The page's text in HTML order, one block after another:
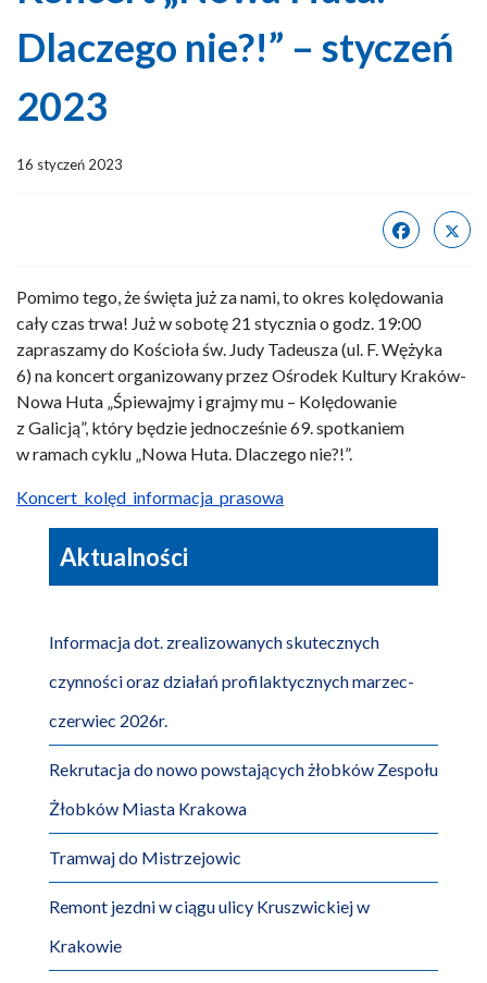
Dlaczego nie?!” – styczeń
2023
16 styczeń 2023
Pomimo tego, że święta już za nami, to okres kolędowania
cały czas trwa! Już w sobotę 21 stycznia o godz. 19:00
zapraszamy do Kościoła św. Judy Tadeusza (ul. F. Wężyka
6) na koncert organizowany przez Ośrodek Kultury Kraków-
Nowa Huta „Śpiewajmy i grajmy mu – Kolędowanie
z Galicją”, który będzie jednocześnie 69. spotkaniem
w ramach cyklu „Nowa Huta. Dlaczego nie?!”.
Koncert_kolęd_informacja_prasowa
Aktualności
Informacja dot. zrealizowanych skutecznych
czynności oraz działań profilaktycznych marzec-
czerwiec 2026r.
Rekrutacja do nowo powstających żłobków Zespołu
Żłobków Miasta Krakowa
Tramwaj do Mistrzejowic
Remont jezdni w ciągu ulicy Kruszwickiej w
Krakowie